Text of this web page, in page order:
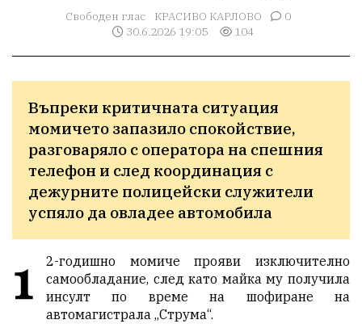
Свободен глас КРАСИВО КАРЛОВО
0
30.6.2026 19:05
104
Въпреки критичната ситуация
момичето запазило спокойствие,
разговаряло с оператора на спешния
телефон и след координация с
дежурните полицейски служители
успяло да овладее автомобила
1
2-годишно момиче прояви изключително
самообладание, след като майка му получила
инсулт по време на шофиране на
автомагистрала „Струма“.